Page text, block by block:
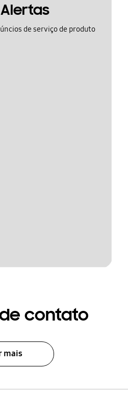
de serviço de produto
contato
mais